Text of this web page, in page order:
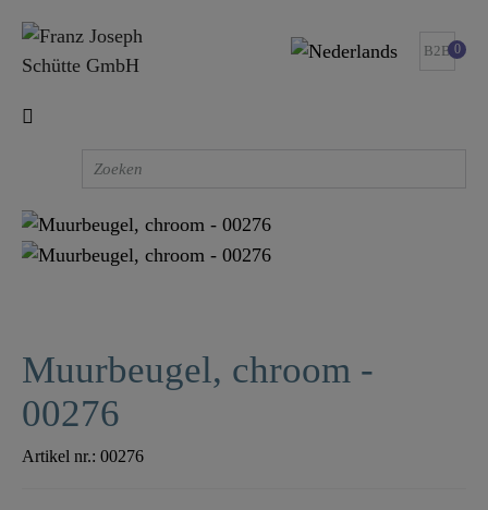
B2B 0
Muurbeugel, chroom -
00276
Artikel nr.: 00276